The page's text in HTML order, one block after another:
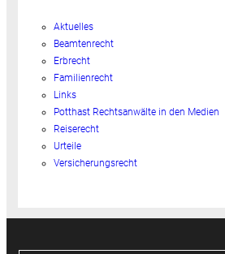
Aktuelles
Beamtenrecht
Erbrecht
Familienrecht
Links
Potthast Rechtsanwälte in den Medien
Reiserecht
Urteile
Versicherungsrecht